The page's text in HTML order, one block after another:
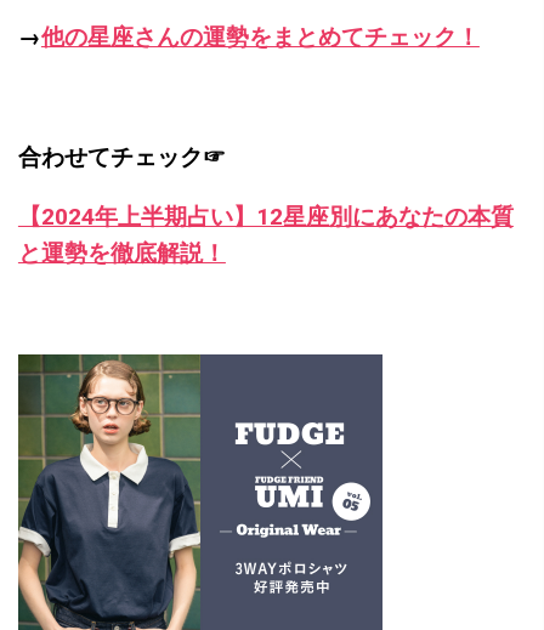
→他の星座さんの運勢をまとめてチェック！
合わせてチェック☞
【2024年上半期占い】12星座別にあなたの本質
と運勢を徹底解説！